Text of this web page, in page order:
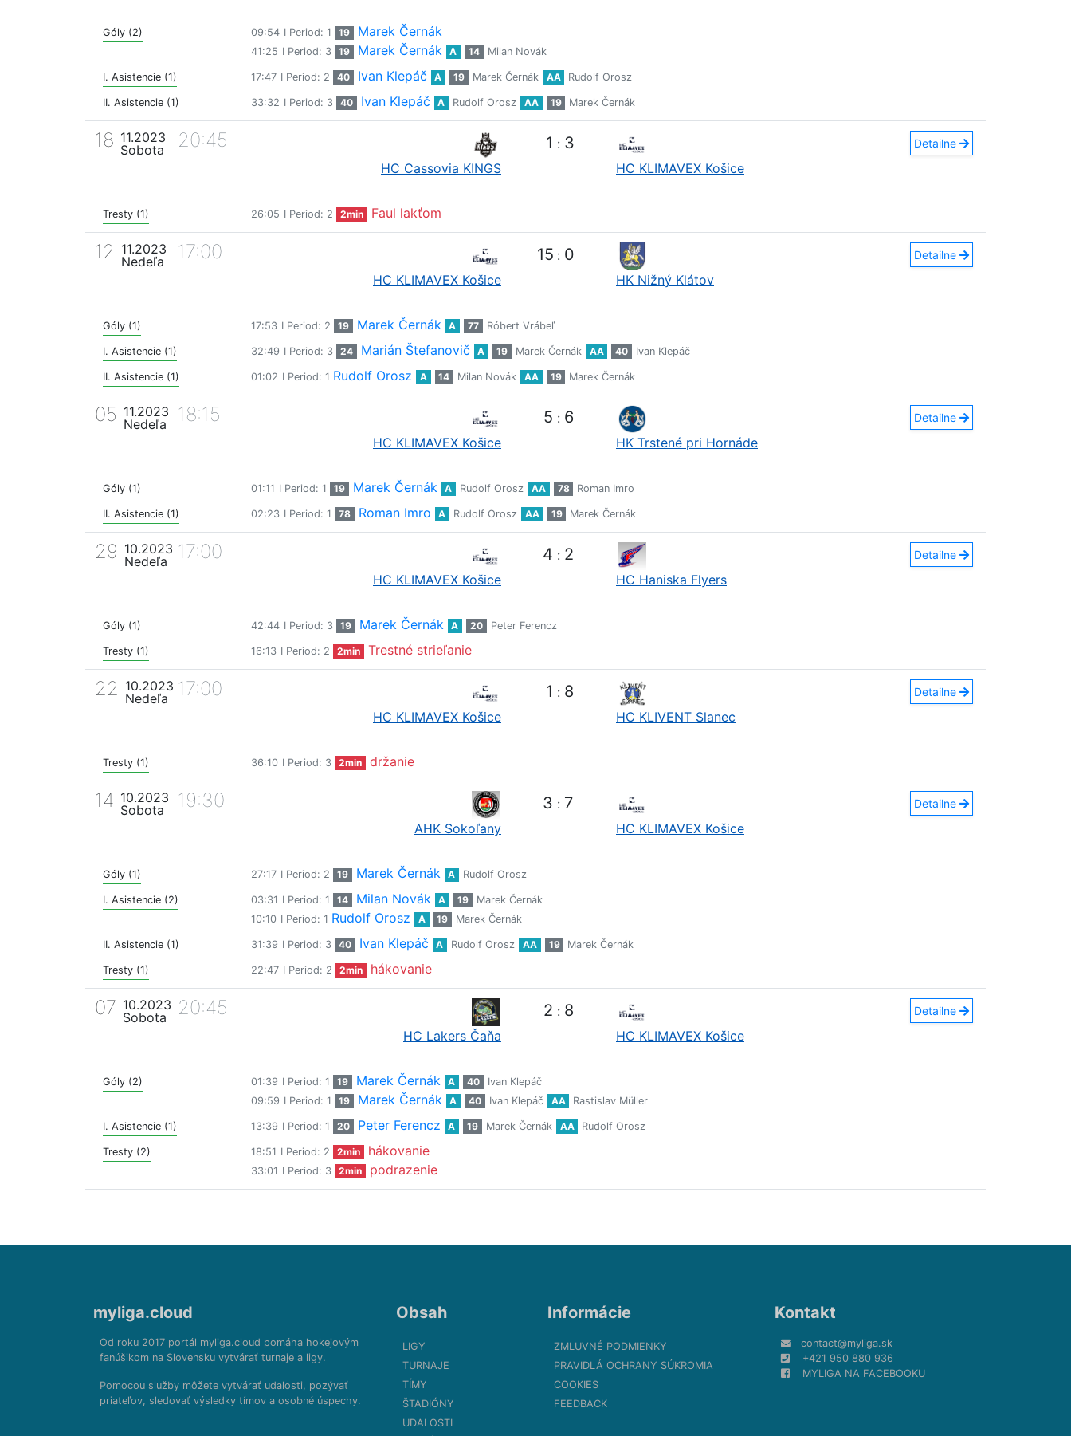
Góly (2) 09:54 I Period: 1 19 Marek Černák
41:25 I Period: 3 19 Marek Černák A 14 Milan Novák
I. Asistencie (1) 17:47 I Period: 2 40 Ivan Klepáč A 19 Marek Černák AA Rudolf Orosz
II. Asistencie (1) 33:32 I Period: 3 40 Ivan Klepáč A Rudolf Orosz AA 19 Marek Černák
18 11.2023
Sobota
20:45
HC Cassovia KINGS
1 : 3
HC KLIMAVEX Košice
Detailne
Tresty (1) 26:05 I Period: 2 2min Faul lakťom
12 11.2023
Nedeľa
17:00
HC KLIMAVEX Košice
15 : 0
HK Nižný Klátov
Detailne
Góly (1) 17:53 I Period: 2 19 Marek Černák A 77 Róbert Vrábeľ
I. Asistencie (1) 32:49 I Period: 3 24 Marián Štefanovič A 19 Marek Černák AA 40 Ivan Klepáč
II. Asistencie (1) 01:02 I Period: 1 Rudolf Orosz A 14 Milan Novák AA 19 Marek Černák
05 11.2023
Nedeľa
18:15
HC KLIMAVEX Košice
5 : 6
HK Trstené pri Hornáde
Detailne
Góly (1) 01:11 I Period: 1 19 Marek Černák A Rudolf Orosz AA 78 Roman Imro
II. Asistencie (1) 02:23 I Period: 1 78 Roman Imro A Rudolf Orosz AA 19 Marek Černák
29 10.2023
Nedeľa
17:00
HC KLIMAVEX Košice
4 : 2
HC Haniska Flyers
Detailne
Góly (1) 42:44 I Period: 3 19 Marek Černák A 20 Peter Ferencz
Tresty (1) 16:13 I Period: 2 2min Trestné strieľanie
22 10.2023
Nedeľa
17:00
HC KLIMAVEX Košice
1 : 8
HC KLIVENT Slanec
Detailne
Tresty (1) 36:10 I Period: 3 2min držanie
14 10.2023
Sobota
19:30
AHK Sokoľany
3 : 7
HC KLIMAVEX Košice
Detailne
Góly (1) 27:17 I Period: 2 19 Marek Černák A Rudolf Orosz
I. Asistencie (2) 03:31 I Period: 1 14 Milan Novák A 19
Marek Černák
10:10 I Period: 1 Rudolf Orosz A 19 Marek Černák
II. Asistencie (1) 31:39 I Period: 3 40 Ivan Klepáč A Rudolf Orosz AA 19 Marek Černák
Tresty (1) 22:47 I Period: 2 2min hákovanie
07 10.2023
Sobota
20:45
HC Lakers Čaňa
2 : 8
HC KLIMAVEX Košice
Detailne
Góly (2) 01:39 I Period: 1 19 Marek Černák A 40
Ivan Klepáč
09:59 I Period: 1 19 Marek Černák A 40 Ivan Klepáč AA Rastislav Müller
I. Asistencie (1) 13:39 I Period: 1 20 Peter Ferencz A 19 Marek Černák AA Rudolf Orosz
Tresty (2) 18:51 I Period: 2 2min hákovanie
33:01 I Period: 3 2min podrazenie
myliga.cloud
Od roku 2017 portál myliga.cloud pomáha hokejovým
fanúšikom na Slovensku vytvárať turnaje a ligy.
Pomocou služby môžete vytvárať udalosti, pozývať
priateľov, sledovať výsledky tímov a osobné úspechy.
Obsah
LIGY
TURNAJE
TÍMY
ŠTADIÓNY
UDALOSTI
Informácie
ZMLUVNÉ PODMIENKY
PRAVIDLÁ OCHRANY SÚKROMIA
COOKIES
FEEDBACK
Kontakt
contact@myliga.sk
+421 950 880 936
MYLIGA NA FACEBOOKU